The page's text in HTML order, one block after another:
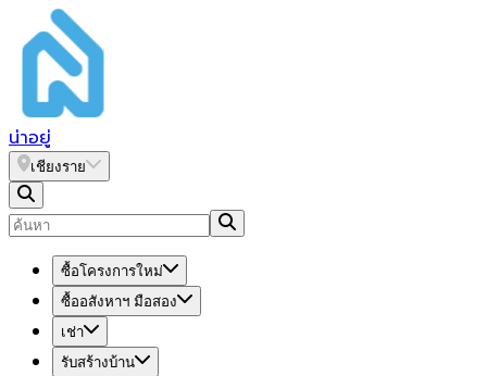
น่าอยู่
เชียงราย
ซื้อโครงการใหม่
ซื้ออสังหาฯ มือสอง
เช่า
รับสร้างบ้าน